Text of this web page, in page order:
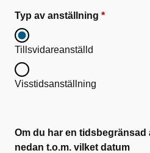
Typ av anställning
Tillsvidareanställd
Visstidsanställning
Om du har en tidsbegränsad
nedan t.o.m. vilket datum